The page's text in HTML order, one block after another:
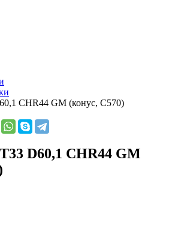
CHR44 GM (конус, C570)
D60,1 CHR44 GM